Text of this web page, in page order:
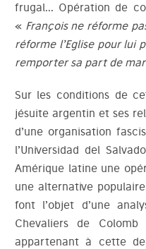
frugal… Opération de
« François ne réforme
réforme l’Eglise pour
remporter sa part de
Sur les conditions de
jésuite argentin et ses
d’une organisation
l’Universidad del
Amérique latine une
une alternative
font l’objet d’une
Chevaliers de
appartenant à cette